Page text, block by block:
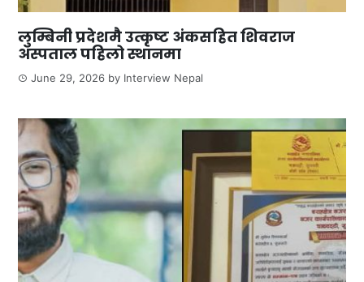
लुम्बिनी प्रदेशमै उत्कृष्ट अंकसहित शिवराज
अस्पताल पहिलो स्थानमा
June 29, 2026 by Interview Nepal